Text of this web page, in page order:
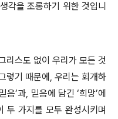
각을 조롱하기 위한 것입니
리스도 없이 우리가 모든 것
렇기 때문에, 우리는 회개하
’과, 믿음에 담긴 ‘희망’에
두 가지를 모두 완성시키며